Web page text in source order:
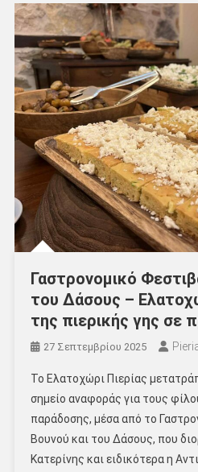
Γαστρονομικό
του Δάσους –
της πιερικής γης σε
27 Σεπτεμβρίου 2025
Το Ελατοχώρι Πιερίας
σημείο αναφοράς για τους
παράδοσης, μέσα από το
Βουνού και του Δάσους, που
Κατερίνης και ειδικότερα η